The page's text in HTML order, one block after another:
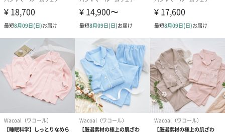
あり（280円）
メッセージカード（通常・写真・グリーティング）
誕生日や結婚祝い・出産祝いなど、様々なシーンのメッセージカ
ードを同梱します。
メッセージカードや封筒のデザインは一部変更する場合がありま
す。